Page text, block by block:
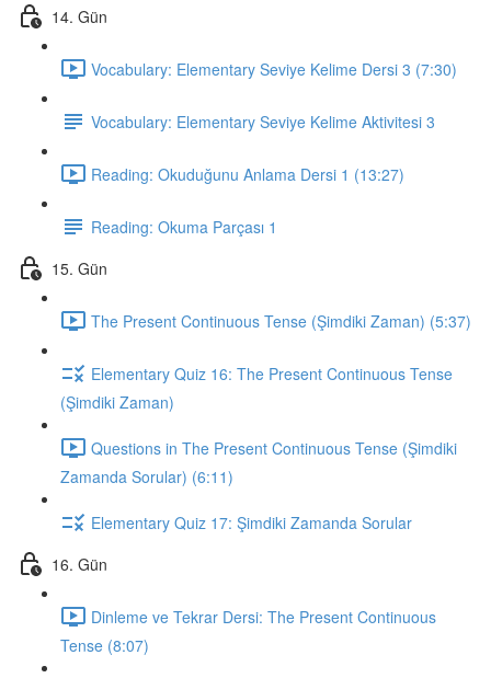
14. Gün
Vocabulary: Elementary Seviye Kelime Dersi 3 (7:30)
Vocabulary: Elementary Seviye Kelime Aktivitesi 3
Reading: Okuduğunu Anlama Dersi 1 (13:27)
Reading: Okuma Parçası 1
15. Gün
The Present Continuous Tense (Şimdiki Zaman) (5:37)
Elementary Quiz 16: The Present Continuous Tense
(Şimdiki Zaman)
Questions in The Present Continuous Tense (Şimdiki
Zamanda Sorular) (6:11)
Elementary Quiz 17: Şimdiki Zamanda Sorular
16. Gün
Dinleme ve Tekrar Dersi: The Present Continuous
Tense (8:07)